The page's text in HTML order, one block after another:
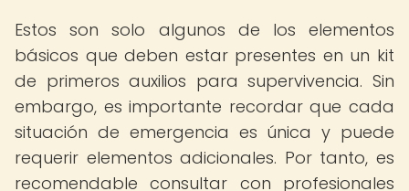
Estos son solo algunos de los elementos
básicos que deben estar presentes en un kit
de primeros auxilios para supervivencia. Sin
embargo, es importante recordar que cada
situación de emergencia es única y puede
requerir elementos adicionales. Por tanto, es
recomendable consultar con profesionales